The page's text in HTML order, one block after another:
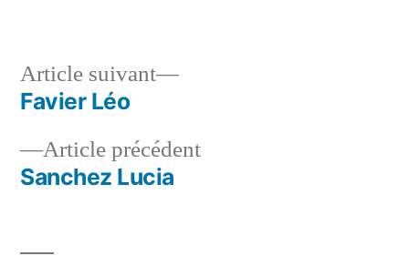
Navigation
deArticle précédentArticle
Sanchez Lucia
Article suivant
Article
Favier Léo